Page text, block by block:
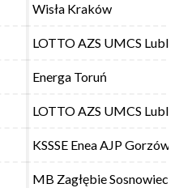
Wisła Kraków
LOTTO AZS UMCS
Energa Toruń
LOTTO AZS UMCS
KSSSE Enea AJP
MB Zagłębie Sosnowiec
Wisła Kraków
LOTTO AZS UMCS
Energa Toruń
LOTTO AZS UMCS
KSSSE Enea AJP
MB Zagłębie Sosnowiec